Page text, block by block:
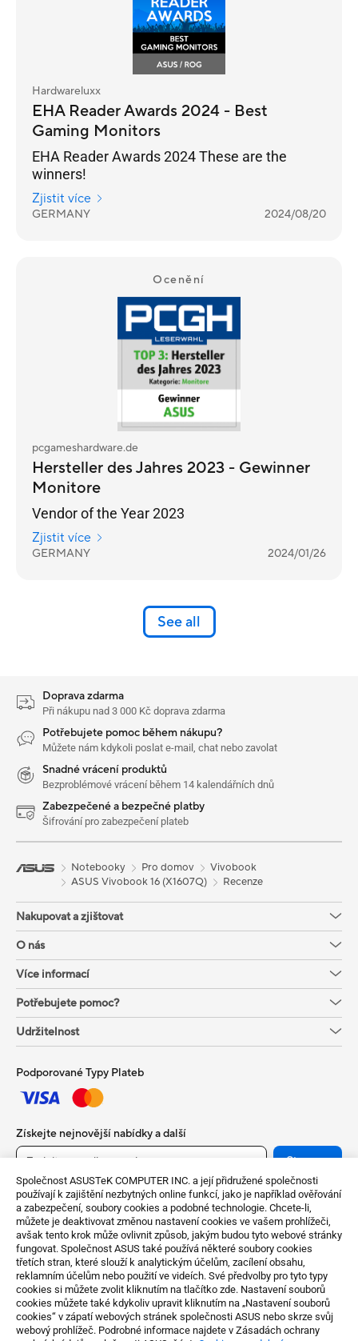
Společnost ASUSTeK COMPUTER INC. a její přidružené společnosti
používají k zajištění nezbytných online funkcí, jako je například ověřování
a zabezpečení, soubory cookies a podobné technologie. Chcete-li,
můžete je deaktivovat změnou nastavení cookies ve vašem prohlížeči,
avšak tento krok může ovlivnit způsob, jakým budou tyto webové stránky
fungovat. Společnost ASUS také používá některé soubory cookies
třetích stran, které slouží k analytickým účelům, zacílení obsahu,
reklamním účelům nebo použití ve videích. Své předvolby pro tyto typy
cookies si můžete zvolit kliknutím na tlačítko zde. Nastavení souborů
cookies můžete také kdykoliv upravit kliknutím na „Nastavení souborů
cookies“ v zápatí webových stránek společnosti ASUS nebo skrze svůj
webový prohlížeč. Podrobné informace najdete v Zásadách ochrany
Hardwareluxx
EHA Reader Awards 2024 - Best
Gaming Monitors
EHA Reader Awards 2024 These are the
winners!
Zjistit více
GERMANY 2024/08/20
Ocenění
pcgameshardware.de
Hersteller des Jahres 2023 - Gewinner
Monitore
Vendor of the Year 2023
Zjistit více
GERMANY 2024/01/26
See all
Doprava zdarma
Při nákupu nad 3 000 Kč doprava zdarma
Potřebujete pomoc během nákupu?
Můžete nám kdykoli poslat e-mail, chat nebo zavolat
Snadné vrácení produktů
Bezproblémové vrácení během 14 kalendářních dnů
Zabezpečené a bezpečné platby
Šifrování pro zabezpečení plateb
Notebooky Pro domov
Vivobook
ASUS Vivobook 16 (X1607Q)
Recenze
Nakupovat a zjištovat
O nás
Více informací
Potřebujete pomoc?
Udržitelnost
Podporované Typy Plateb
Získejte nejnovější nabídky a další
Sign up
Czech Republic / Čeština